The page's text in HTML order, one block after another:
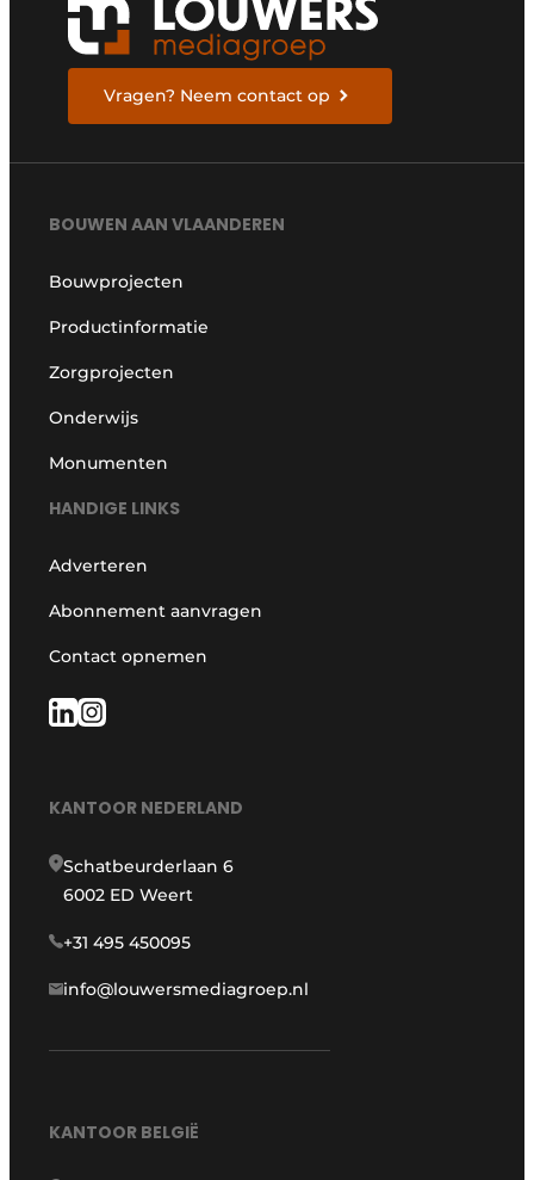
Vragen? Neem contact op
BOUWEN AAN VLAANDEREN
Bouwprojecten
Productinformatie
Zorgprojecten
Onderwijs
Monumenten
HANDIGE LINKS
Adverteren
Abonnement aanvragen
Contact opnemen
KANTOOR NEDERLAND
Schatbeurderlaan 6
6002 ED Weert
+31 495 450095
info@louwersmediagroep.nl
KANTOOR BELGIË